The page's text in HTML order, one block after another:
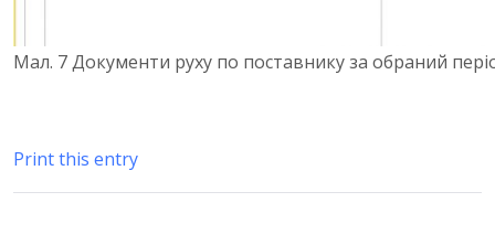
Мал. 7 Документи руху по поставнику за обраний
Print this entry